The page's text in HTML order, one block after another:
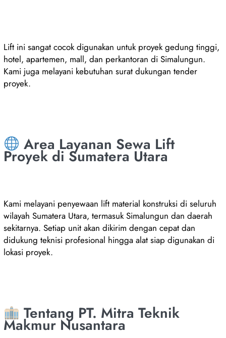
Lift ini sangat cocok digunakan untuk proyek gedung tinggi,
hotel, apartemen, mall, dan perkantoran di Simalungun.
Kami juga melayani kebutuhan surat dukungan tender
proyek.
Area Layanan Sewa Lift
Proyek di Sumatera Utara
Kami melayani penyewaan lift material konstruksi di seluruh
wilayah Sumatera Utara, termasuk Simalungun dan daerah
sekitarnya. Setiap unit akan dikirim dengan cepat dan
didukung teknisi profesional hingga alat siap digunakan di
lokasi proyek.
Tentang PT. Mitra Teknik
Makmur Nusantara